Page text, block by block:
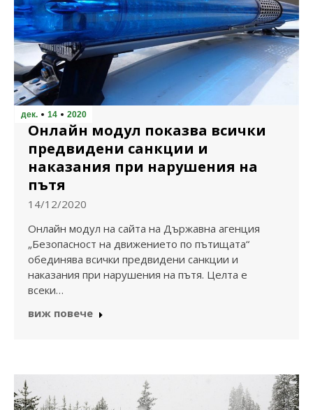
дек. 14 2020
Онлайн модул показва всички
предвидени санкции и
наказания при нарушения на
пътя
14/12/2020
Онлайн модул на сайта на Държавна агенция
„Безопасност на движението по пътищата“
обединява всички предвидени санкции и
наказания при нарушения на пътя. Целта е
всеки…
виж повече